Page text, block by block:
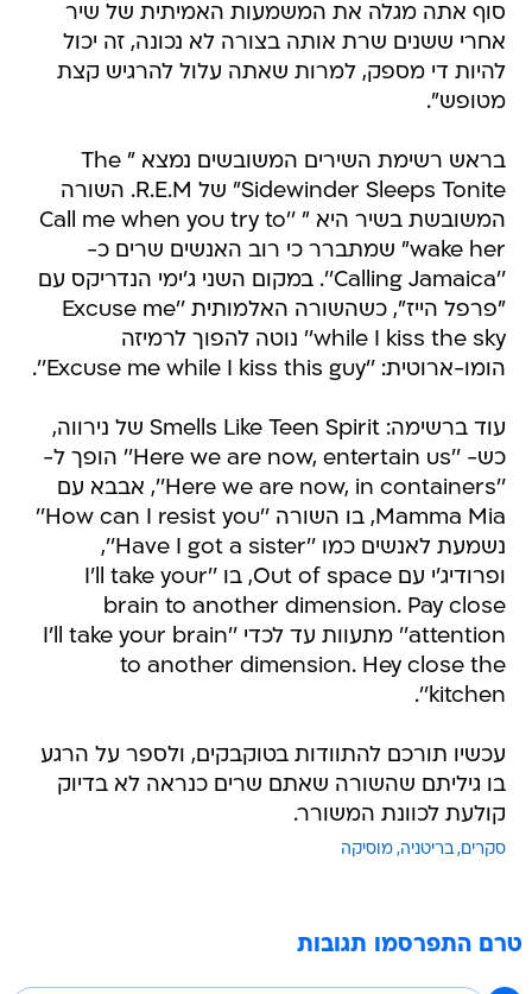
סוף אתה מגלה את המשמעות האמיתית של שיר
אחרי ששנים שרת אותה בצורה לא נכונה, זה יכול
להיות די מספק, למרות שאתה עלול להרגיש קצת
מטופש".
בראש רשימת השירים המשובשים נמצא " The
Sidewinder Sleeps Tonite" של R.E.M. השורה
המשובשת בשיר היא " ''Call me when you try to
wake her" שמתברר כי רוב האנשים שרים כ-
''Calling Jamaica''. במקום השני ג'ימי הנדריקס עם
"פרפל הייז", כשהשורה האלמותית ''Excuse me
while I kiss the sky'' נוטה להפוך לרמיזה
הומו-ארוטית: ''Excuse me while I kiss this guy''.
עוד ברשימה: Smells Like Teen Spirit של נירווה,
כש- ''Here we are now, entertain us'' הופך ל-
''Here we are now, in containers'', אבבא עם
Mamma Mia, בו השורה ''How can I resist you''
נשמעת לאנשים כמו ''Have I got a sister'',
ופרודיג'י עם Out of space, בו ''I'll take your
brain to another dimension. Pay close
attention'' מתעוות עד לכדי ''I'll take your brain
to another dimension. Hey close the
kitchen''.
עכשיו תורכם להתוודות בטוקבקים, ולספר על הרגע
בו גיליתם שהשורה שאתם שרים כנראה לא בדיוק
קולעת לכוונת המשורר.
סקרים בריטניה מוסיקה
טרם התפרסמו תגובות